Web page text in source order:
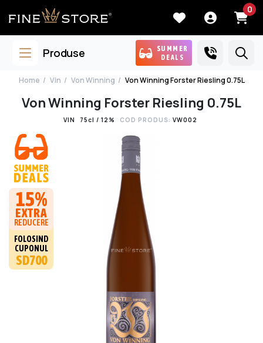
0
Produse
SUMMER
DEALS
Home Vin Von Winning Von Winning Forster Riesling 0.75L
Von Winning Forster Riesling 0.75L
VIN 75cl / 12% COD PRODUS: VW002
15%
EXTRA
REDUCERE
FOLOSIND
CUPONUL
SD700